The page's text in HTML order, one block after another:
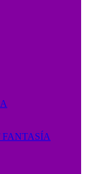
FANTASÍA